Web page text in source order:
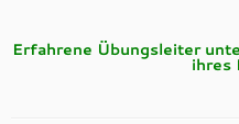
Erfahrene Übungsleiter
ihres